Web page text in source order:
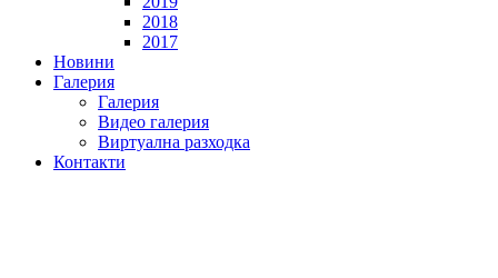
2018
2017
Новини
Галерия
Галерия
Видео галерия
Виртуална разходка
Контакти